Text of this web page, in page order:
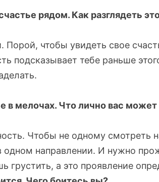
рядом. Как разглядеть
Порой, чтобы увидеть свое
подсказывает тебе раньше
в мелочах. Что лично вас
Чтобы не одному смотреть
направлении. И нужно
а это проявление